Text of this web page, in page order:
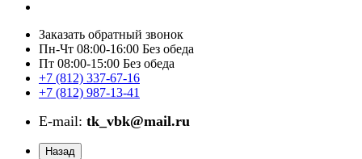
Заказать обратный звонок
Пн-Чт 08:00-16:00 Без обеда
Пт 08:00-15:00 Без обеда
+7 (812) 337-67-16
+7 (812) 987-13-41
E-mail: tk_vbk@mail.ru
Назад